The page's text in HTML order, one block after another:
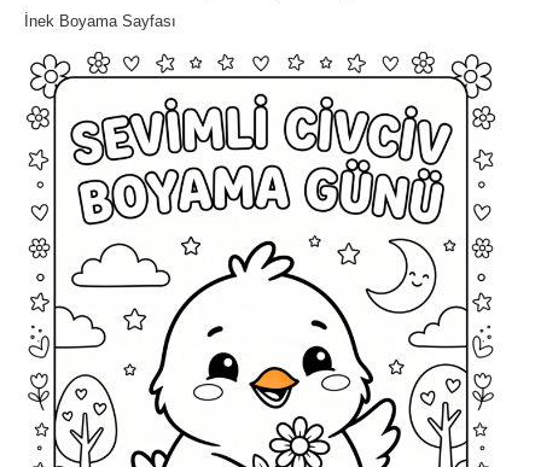
İnek Boyama Sayfası